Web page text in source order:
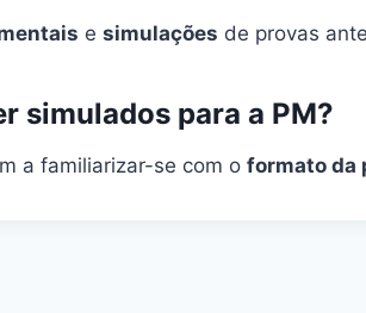
e simulações de provas
simulados para a PM?
a familiarizar-se com o formato da